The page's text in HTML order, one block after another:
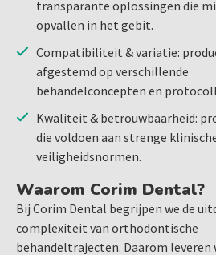
transparante oplossingen die
opvallen in het gebit.
Compatibiliteit & variatie:
afgestemd op verschillende
behandelconcepten en
Kwaliteit & betrouwbaarheid:
die voldoen aan strenge
veiligheidsnormen.
Waarom Corim Dental?
Bij Corim Dental begrijpen we de
complexiteit van orthodontische
behandeltrajecten. Daarom leveren